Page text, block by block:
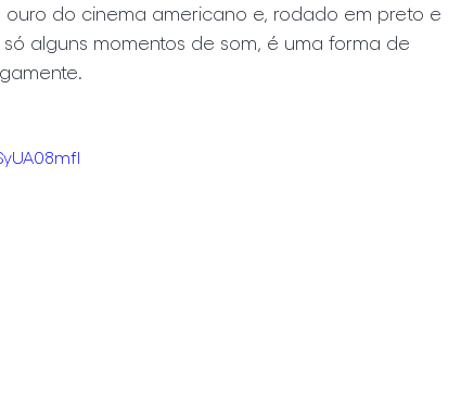
do cinema americano e, rodado em preto e
alguns momentos de som, é uma forma de